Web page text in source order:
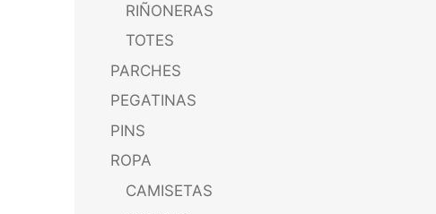
RIÑONERAS
TOTES
PARCHES
PEGATINAS
PINS
ROPA
CAMISETAS